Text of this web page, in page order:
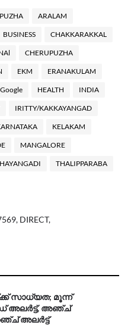
ARALAM
BUSINESS CHAKKARAKKAL
CHERUPUZHA
EKM ERANAKULAM
Google HEALTH INDIA
IRITTY/KAKKAYANGAD
KELAKAM
MANGALORE
THALIPPARABA
DIRECT,
സാധ്യത; മൂന്ന്
അലർട്ട്, അഞ്ച്
അലർട്ട്